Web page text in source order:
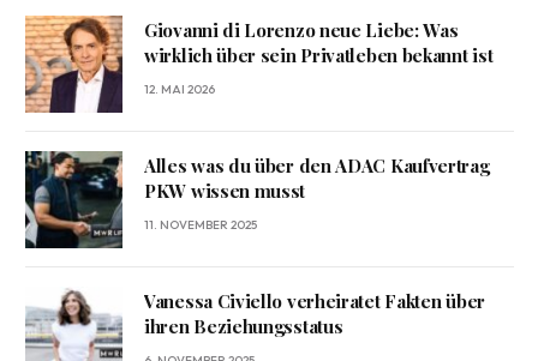
Giovanni di Lorenzo neue Liebe: Was
wirklich über sein Privatleben bekannt ist
12. MAI 2026
Alles was du über den ADAC Kaufvertrag
PKW wissen musst
11. NOVEMBER 2025
Vanessa Civiello verheiratet Fakten über
ihren Beziehungsstatus